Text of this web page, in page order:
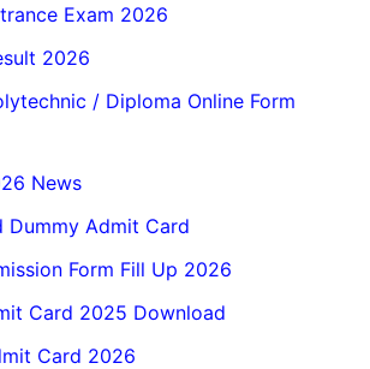
Exam 2026
2026
/ Diploma Online Form
News
Dummy Admit Card
Form Fill Up 2026
Card 2025 Download
Card 2026